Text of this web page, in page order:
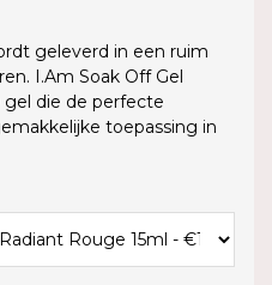
geleverd in een ruim
I.Am Soak Off Gel
gel die de perfecte
toepassing in